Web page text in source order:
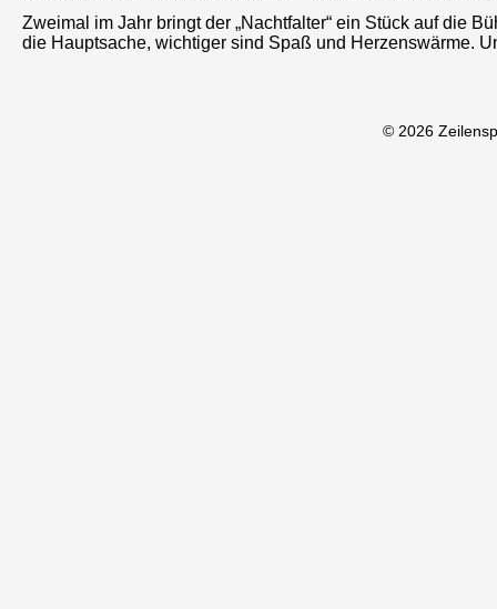
Zweimal im Jahr bringt der „Nachtfalter“ ein Stück auf die
die Hauptsache, wichtiger sind Spaß und Herzenswärme.
© 2026